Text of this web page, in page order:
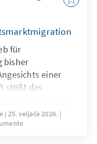
für
bisher
einer
stößt das
Anwerbung
auf
25. veljače 2026.